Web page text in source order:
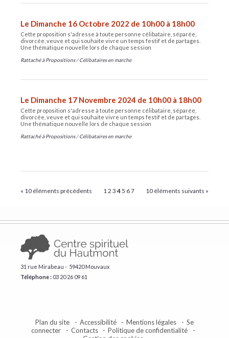
Le Dimanche 16 Octobre 2022 de 10h00 à 18h00
Cette proposition s'adresse à toute personne célibataire, séparée,
divorcée, veuve et qui souhaite vivre un temps festif et de partages.
Une thématique nouvelle lors de chaque session
Rattaché à Propositions /Célibataires en marche
Le Dimanche 17 Novembre 2024 de 10h00 à 18h00
Cette proposition s'adresse à toute personne célibataire, séparée,
divorcée, veuve et qui souhaite vivre un temps festif et de partages.
Une thématique nouvelle lors de chaque session
Rattaché à Propositions /Célibataires en marche
« 10 éléments précédents 10 éléments suivants »
12 3 45 67
31 rue Mirabeau - 59420 Mouvaux
Téléphone : ​03 20 26 09 61
Plan du site Accessibilité Mentions légales
Se
connecter
Contacts
Politique de confidentialité